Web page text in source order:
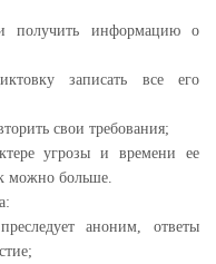
получить информацию о
записать все его
свои требования;
угрозы и времени ее
можно больше.
аноним, ответы